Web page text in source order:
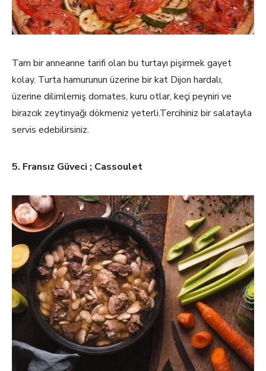
Tam bir anneanne tarifi olan bu turtayı pişirmek gayet
kolay. Turta hamurunun üzerine bir kat Dijon hardalı,
üzerine dilimlemiş domates, kuru otlar, keçi peyniri ve
birazcık zeytinyağı dökmeniz yeterli.Tercihiniz bir salatayla
servis edebilirsiniz.
5. Fransız Güveci ; Cassoulet